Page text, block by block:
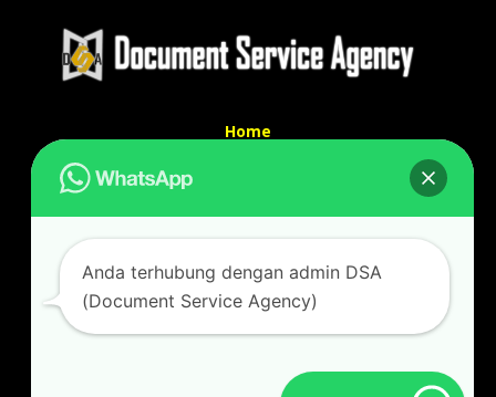
Home
Kontak kami
Alamat kantor :
Jl Swadaya Pam No 6 Rt 006 Rw 007 Jatinegara,
Cakung, Jakarta Timur 13930
(Dekat Mesjid Al Marzukiyah Swadaya Pam)
087887631193 / 021 48671259
Anda terhubung dengan admin DSA
(Document Service Agency)